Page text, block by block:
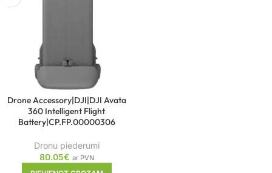
Drone Accessory|DJI|DJI Avata
360 Intelligent Flight
Battery|CP.FP.00000306
Dronu piederumi
80.05€ ar PVN